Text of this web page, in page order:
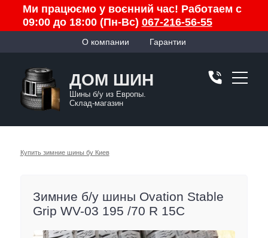
Ми працюємо у воєнний час! Работаем с
09:00 до 18:00 (Пн-Вс) 067-216-56-55
О компании Гарантии
ДОМ ШИН
Шины б/у из Европы.
Склад-магазин
Купить зимние шины бу Киев
Зимние б/у шины Ovation Stable
Grip WV-03 195 /70 R 15C